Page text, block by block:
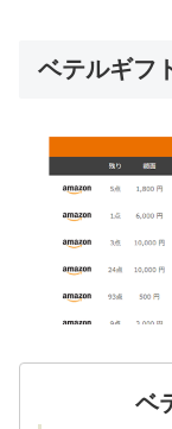
ベテルギフ
ベ